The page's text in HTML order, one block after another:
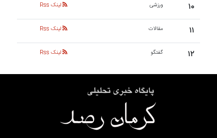
۱۰ ورزشی لینک Rss
۱۱ مقالات لینک Rss
۱۲ گفتگو لینک Rss